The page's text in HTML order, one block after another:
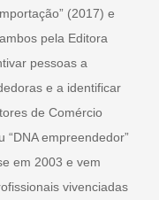
(2017) e
pela Editora
pessoas a
e a identificar
de Comércio
empreendedor”
em 2003 e vem
vivenciadas